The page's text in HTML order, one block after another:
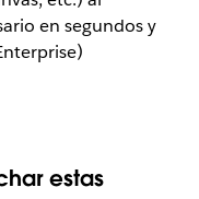
en segundos y
estas